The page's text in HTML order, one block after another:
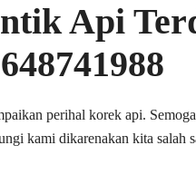
Api
perihal korek api.
kami dikarenakan kita salah